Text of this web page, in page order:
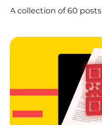
A collection of 60 posts